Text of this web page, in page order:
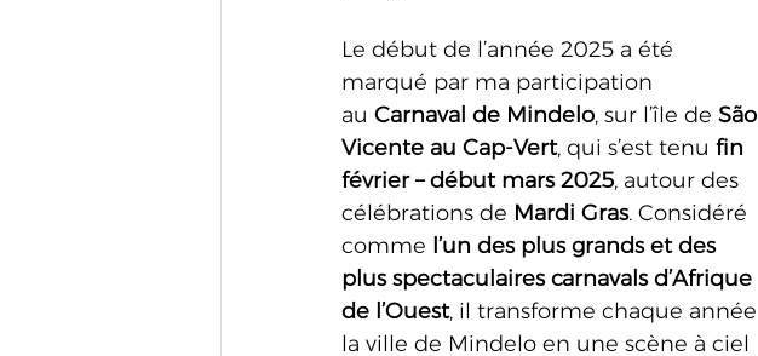
Le début de l’année 2025 a été
marqué par ma participation
au Carnaval de Mindelo, sur l’île de São
Vicente au Cap-Vert, qui s’est tenu fin
février – début mars 2025, autour des
célébrations de Mardi Gras. Considéré
comme l’un des plus grands et des
plus spectaculaires carnavals d’Afrique
de l’Ouest, il transforme chaque année
la ville de Mindelo en une scène à ciel